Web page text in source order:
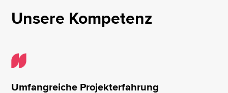
Unsere Kompetenz
Umfangreiche Projekterfahrung